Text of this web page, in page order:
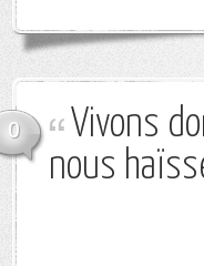
0
Vivons
nous